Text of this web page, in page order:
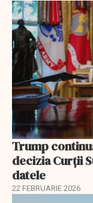
Trump
decizia Curții
datele
22 FEBRUARIE 2026